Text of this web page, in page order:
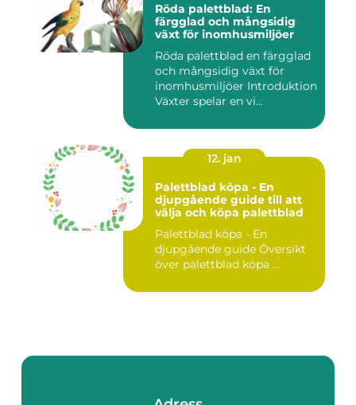
Röda palettblad: En
färgglad och mångsidig
växt för inomhusmiljöer
Röda palettblad en färgglad
och mångsidig växt för
inomhusmiljöer Introduktion
Växter spelar en vi...
12. jan
Palettblad köpa - En
djupgående guide till att
välja och köpa palettblad
Palettblad köpa - En
djupgående guide Översikt
över palettblad köpa ...